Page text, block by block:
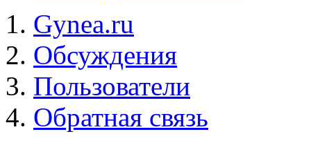
Gynea.ru
Обсуждения
Пользователи
Обратная связь